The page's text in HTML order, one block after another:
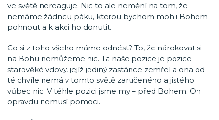
ve světě nereaguje. Nic to ale nemění na tom, že
nemáme žádnou páku, kterou bychom mohli Bohem
pohnout a k akci ho donutit.
Co si z toho všeho máme odnést? To, že nárokovat si
na Bohu nemůžeme nic. Ta naše pozice je pozice
starověké vdovy, jejíž jediný zastánce zemřel a ona od
té chvíle nemá v tomto světě zaručeného a jistého
vůbec nic. V téhle pozici jsme my – před Bohem. On
opravdu nemusí pomoci.